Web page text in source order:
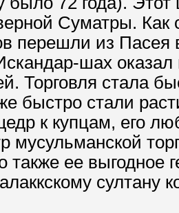
Суматры. Как
перешли из
шах
Торговля стала
быстро стали
к купцам, его
мусульманской
также ее
султану